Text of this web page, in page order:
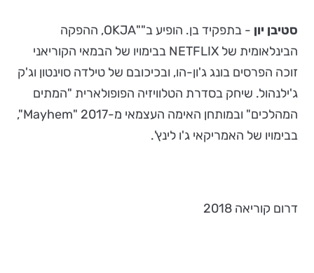
סטיבן יון
- בתפקיד בן. הופיע ב""OKJA, ההפקה
הבינלאומית של NETFLIX בבימויו של הבמאי הקוריאני
זוכה הפרסים בונג ג'ון-הו, ובכיכובם של טילדה סוינטון וג'ק
ג'ילנהול. שיחק בסדרת הטלוויזיה הפופולארית "המתים
המהלכים" ובמותחן האימה העצמאי מ-2017 "Mayhem",
בבימויו של האמריקאי ג'ו לינץ'.
דרום קוריאה 2018